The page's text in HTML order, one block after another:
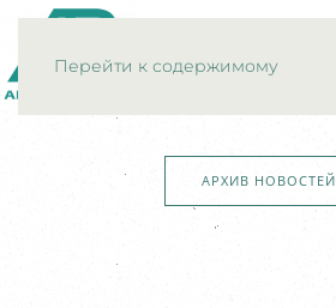
Перейти к содержимому
АРХИВ НОВОСТЕЙ